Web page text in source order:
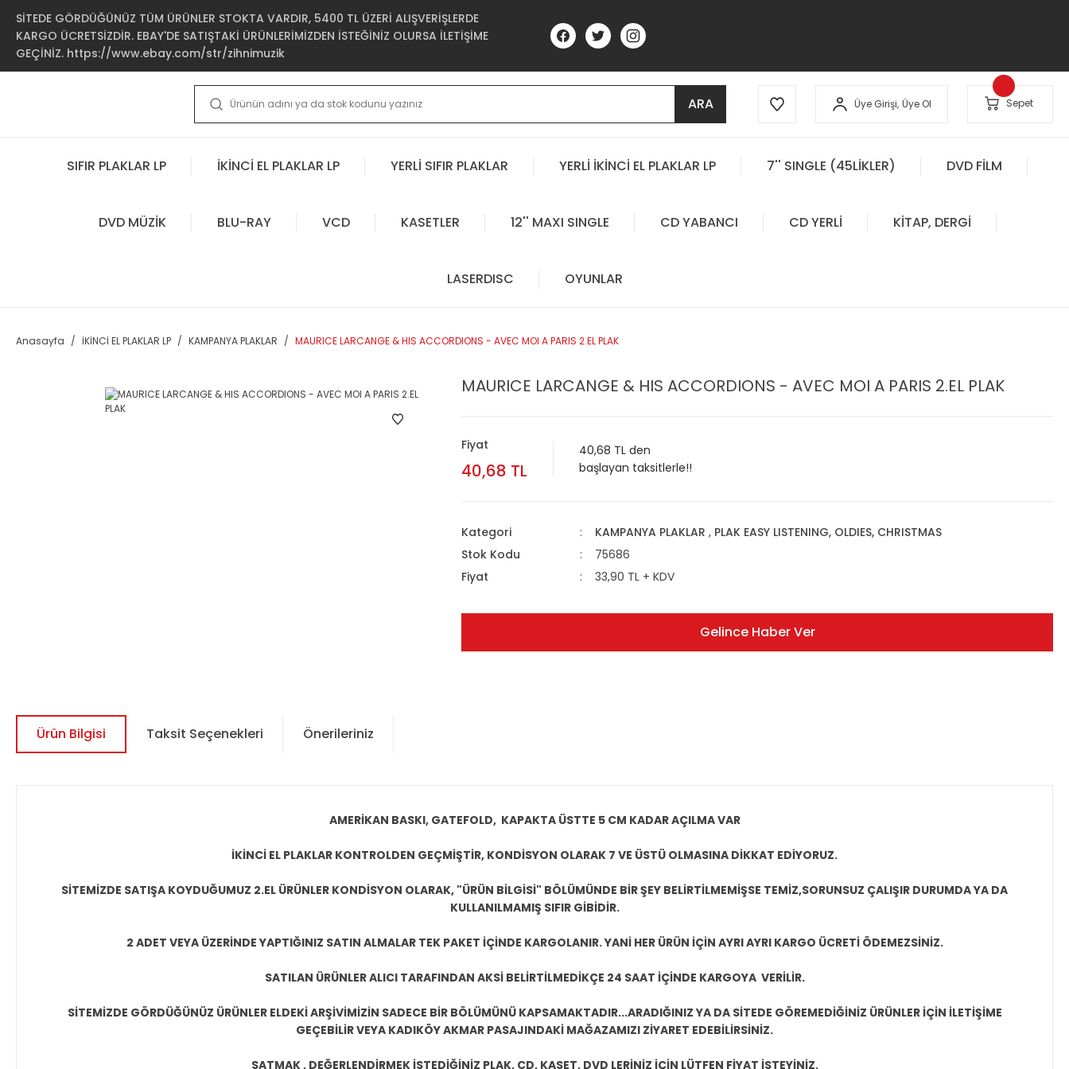
SİTEDE GÖRDÜĞÜNÜZ TÜM ÜRÜNLER STOKTA VARDIR, 5400 TL ÜZERİ ALIŞVERİŞLERDE
KARGO ÜCRETSİZDİR. EBAY'DE SATIŞTAKİ ÜRÜNLERİMİZDEN İSTEĞİNİZ OLURSA İLETİŞİME
GEÇİNİZ. https://www.ebay.com/str/zihnimuzik
ARA Üye Girişi, Üye Ol Sepet
SIFIR PLAKLAR LP İKİNCİ EL PLAKLAR LP YERLİ SIFIR PLAKLAR YERLİ İKİNCİ EL PLAKLAR LP 7'' SINGLE (45LİKLER) DVD FİLM
DVD MÜZİK BLU-RAY VCD KASETLER 12'' MAXI SINGLE CD YABANCI CD YERLİ KİTAP, DERGİ
LASERDISC OYUNLAR
Anasayfa İKİNCİ EL PLAKLAR LP KAMPANYA PLAKLAR MAURICE LARCANGE & HIS ACCORDIONS - AVEC MOI A PARIS 2.EL PLAK
MAURICE LARCANGE & HIS ACCORDIONS - AVEC MOI A PARIS 2.EL PLAK
Fiyat
40,68 TL
40,68 TL den
başlayan taksitlerle!!
Kategori KAMPANYA PLAKLAR , PLAK EASY LISTENING, OLDIES, CHRISTMAS
Stok Kodu
75686
Fiyat
33,90 TL + KDV
Gelince Haber Ver
Ürün Bilgisi Taksit Seçenekleri Önerileriniz
AMERİKAN BASKI, GATEFOLD, KAPAKTA ÜSTTE 5 CM KADAR AÇILMA VAR
İKİNCİ EL PLAKLAR KONTROLDEN GEÇMİŞTİR, KONDİSYON OLARAK 7 VE ÜSTÜ OLMASINA DİKKAT EDİYORUZ.
SİTEMİZDE SATIŞA KOYDUĞUMUZ 2.EL ÜRÜNLER KONDİSYON OLARAK, "ÜRÜN BİLGİSİ" BÖLÜMÜNDE BİR ŞEY BELİRTİLMEMİŞSE TEMİZ,SORUNSUZ ÇALIŞIR DURUMDA YA DA
KULLANILMAMIŞ SIFIR GİBİDİR.
2 ADET VEYA ÜZERİNDE YAPTIĞINIZ SATIN ALMALAR TEK PAKET İÇİNDE KARGOLANIR. YANİ HER ÜRÜN İÇİN AYRI AYRI KARGO ÜCRETİ ÖDEMEZSİNİZ.
SATILAN ÜRÜNLER ALICI TARAFINDAN AKSİ BELİRTİLMEDİKÇE 24 SAAT İÇİNDE KARGOYA VERİLİR.
SİTEMİZDE GÖRDÜĞÜNÜZ ÜRÜNLER ELDEKİ ARŞİVİMİZİN SADECE BİR BÖLÜMÜNÜ KAPSAMAKTADIR...ARADIĞINIZ YA DA SİTEDE GÖREMEDİĞİNİZ ÜRÜNLER İÇİN İLETİŞİME
GEÇEBİLİR VEYA KADIKÖY AKMAR PASAJINDAKİ MAĞAZAMIZI ZİYARET EDEBİLİRSİNİZ.
SATMAK , DEĞERLENDİRMEK İSTEDİĞİNİZ PLAK, CD, KASET, DVD LERİNİZ İÇİN LÜTFEN FİYAT İSTEYİNİZ.